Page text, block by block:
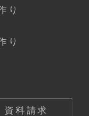
り
り
資料請求